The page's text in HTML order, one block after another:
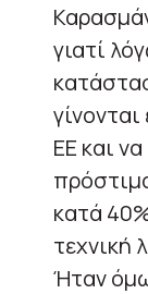
γιατί
ΕΕ και
κατά
τεχνική
Ήταν